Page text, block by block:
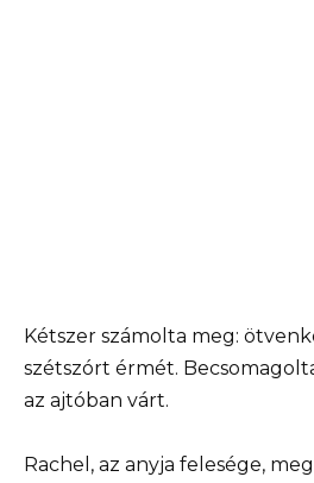
Kétszer számolta meg:
szétszórt érmét.
az ajtóban várt.
Rachel, az anyja felesége,